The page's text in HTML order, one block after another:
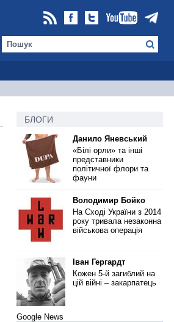
БЛОГИ
Данило Яневський
«Білі орли» та інші
представники
політичної флори та
фауни
Володимир Бойко
На Сході України з 2014
року тривала незаконна
військова операція
Іван Гергардт
Кожен 5-й загиблий на
цій війні – закарпатець
Google News